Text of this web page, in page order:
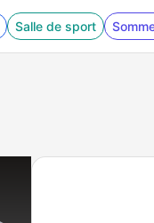
Salle de sport